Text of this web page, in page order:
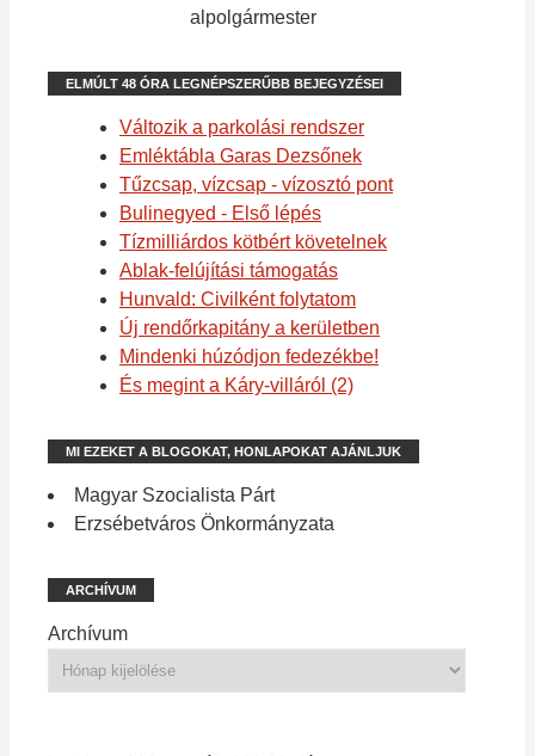
alpolgármester
ELMÚLT 48 ÓRA LEGNÉPSZERŰBB BEJEGYZÉSEI
Változik a parkolási rendszer
Emléktábla Garas Dezsőnek
Tűzcsap, vízcsap - vízosztó pont
Bulinegyed - Első lépés
Tízmilliárdos kötbért követelnek
Ablak-felújítási támogatás
Hunvald: Civilként folytatom
Új rendőrkapitány a kerületben
Mindenki húzódjon fedezékbe!
És megint a Káry-villáról (2)
MI EZEKET A BLOGOKAT, HONLAPOKAT AJÁNLJUK
Magyar Szocialista Párt
Erzsébetváros Önkormányzata
ARCHÍVUM
Archívum